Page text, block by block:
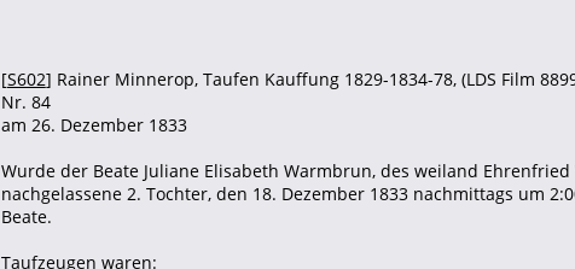
[S602] Rainer Minnerop, Taufen Kauffung 1829-1834-78, (LDS Film
Nr. 84
am 26. Dezember 1833
Wurde der Beate Juliane Elisabeth Warmbrun, des weiland
nachgelassene 2. Tochter, den 18. Dezember 1833 nachmittags um
Beate.
Taufzeugen waren: